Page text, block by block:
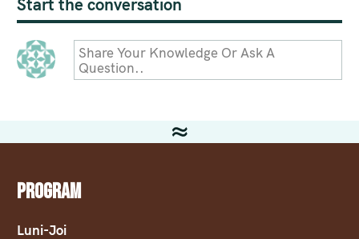
Share Your Knowledge Or Ask A
Question..
Program
Luni-Joi